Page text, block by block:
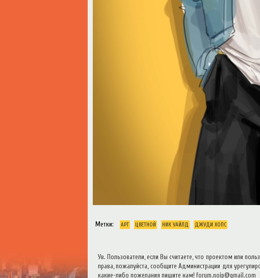
Метки: АРТ ЦВЕТНОЙ НИК УАЙЛД ДЖУДИ ХОПС
Ув. Пользователи, если Вы считаете, что проектом или
права, пожалуйста, сообщите Администрации для
какие-либо пожелания пишите нам! forum.noip@gmail.com